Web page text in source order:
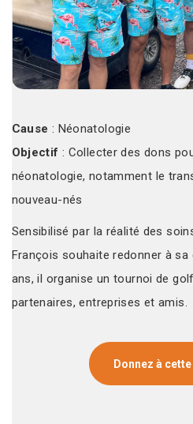
Cause : Néonatologie
Objectif : Collecter des dons
néonatologie, notamment le
nouveau-nés
Sensibilisé par la réalité des
François souhaite redonner à sa
ans, il organise un tournoi de
partenaires, entreprises et amis.
Donnez à